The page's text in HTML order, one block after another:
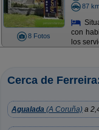
8 Fotos
87
con
los
Cerca de
Agualada (A Coruña) a